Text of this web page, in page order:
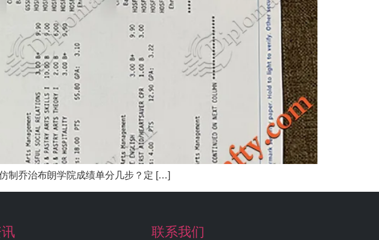
制乔治布朗学院成绩单分几步？定 […]
联系我们